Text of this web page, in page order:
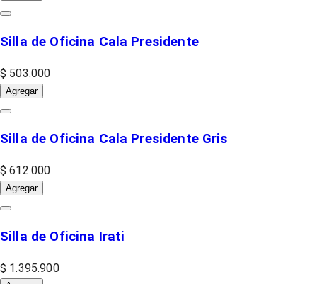
Silla de Oficina Cala Presidente
$ 503.000
Agregar
Silla de Oficina Cala Presidente Gris
$ 612.000
Agregar
Silla de Oficina Irati
$ 1.395.900